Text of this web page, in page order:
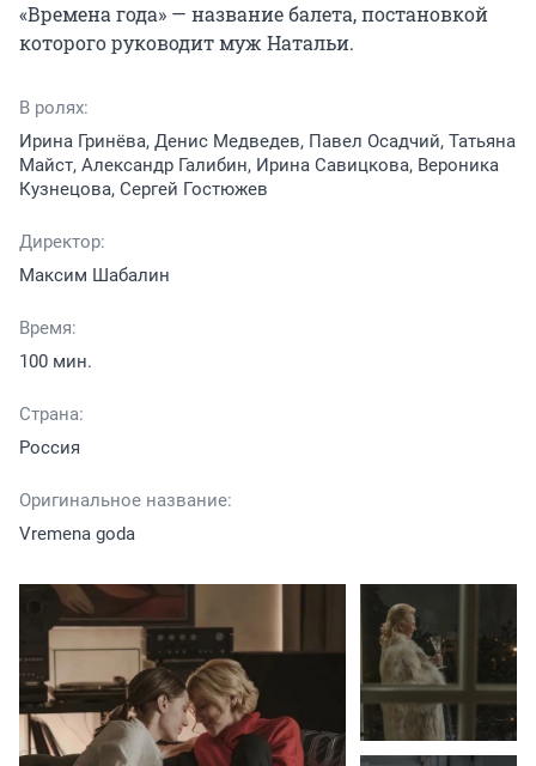
«Времена года» — название балета, постановкой
которого руководит муж Натальи.
В ролях:
Ирина Гринёва, Денис Медведев, Павел Осадчий, Татьяна
Майст, Александр Галибин, Ирина Савицкова, Вероника
Кузнецова, Сергей Гостюжев
Директор:
Максим Шабалин
Время:
100 мин.
Страна:
Россия
Оригинальное название:
Vremena goda